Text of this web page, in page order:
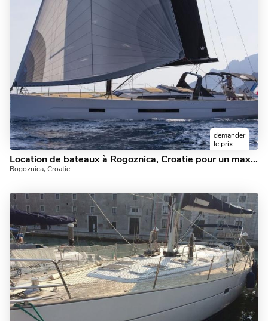
demander
le prix
Location de bateaux à Rogoznica, Croatie pour un maximum de 8 personnes - découvrez la voile en charter.
Rogoznica, Croatie